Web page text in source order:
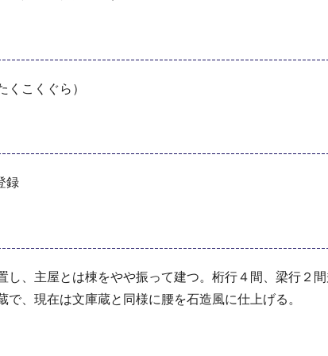
こくぐら）
録
し、主屋とは棟をやや振って建つ。桁行４間、梁行２
、現在は文庫蔵と同様に腰を石造風に仕上げる。